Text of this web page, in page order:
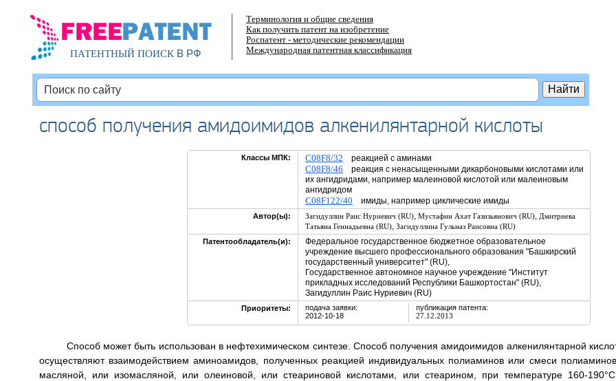
ПАТЕНТНЫЙ ПОИСКВ РФ
Терминология и общие сведения
Как получить патент на изобретение
Роспатент - методические рекомендации
Международная патентная классификация
способ получения амидоимидов алкенилянтарной кислоты
Классы МПК: C08F8/32 реакцией с аминами
C08F8/46 реакция с ненасыщенными дикарбоновыми кислотами или
их ангидридами, например малеиновой кислотой или малеиновым
ангидридом
C08F122/40 имиды, например циклические имиды
Автор(ы): Загидуллин Раис Нуриевич (RU), Мустафин Ахат Газизьянович (RU), Дмитриева
Татьяна Геннадьевна (RU), Загидуллина Гульназ Раисовна (RU)
Патентообладатель(и):
Федеральное государственное бюджетное образовательное
учреждение высшего профессионального образования "Башкирский
государственный университет" (RU),
Государственное автономное научное учреждение "Институт
прикладных исследований Республики Башкортостан" (RU),
Загидуллин Раис Нуриевич (RU)
Приоритеты:
подача заявки:
2012-10-18
публикация патента:
27.12.2013
Способ может быть использован в нефтехимическом синтезе. Способ получения амидоимидов алкенилянтарной
осуществляют взаимодействием аминоамидов, полученных реакцией индивидуальных полиаминов или смеси
масляной, или изомасляной, или олеиновой, или стеариновой кислотами, или стеарином, при температуре 160-